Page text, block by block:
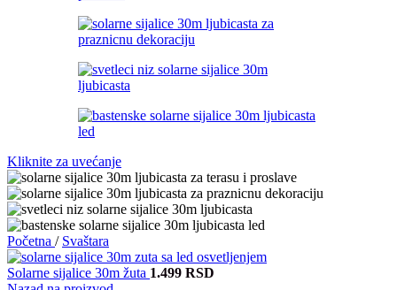
Kliknite za uvećanje
Početna / Svaštara
Solarne sijalice 30m žuta 1.499 RSD